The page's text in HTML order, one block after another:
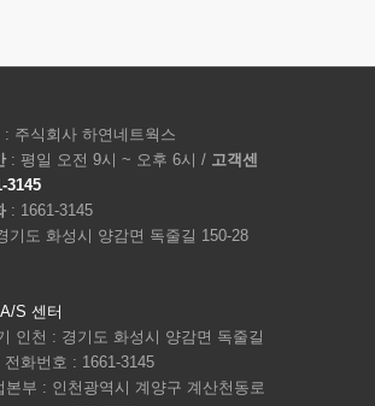
: 주식회사 하연네트웍스
: 평일 오전 9시 ~ 오후 6시 / 고객센
3145
: 1661-3145
기도 화성시 양감면 독줄길 150-28
S 센터
인천 : 경기도 화성시 양감면 독줄길
전화번호 : 1661-3145
본부 : 인천광역시 계양구 계산천동로